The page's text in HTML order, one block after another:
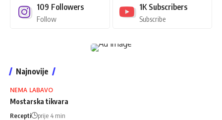
109 Followers
Follow
1K Subscribers
Subscribe
Najnovije
NEMA LABAVO
Mostarska tikvara
Recepti prije 4 min